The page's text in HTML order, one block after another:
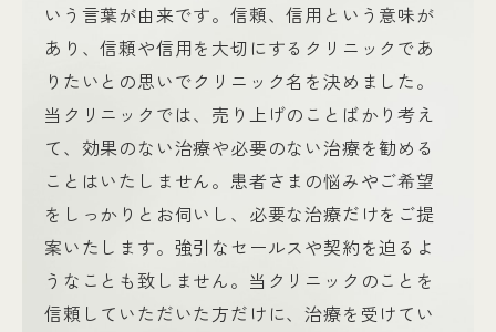
いう言葉が由来です。信頼、信用という意味が
あり、信頼や信用を大切にするクリニックであ
りたいとの思いでクリニック名を決めました。
当クリニックでは、売り上げのことばかり考え
て、効果のない治療や必要のない治療を勧める
ことはいたしません。患者さまの悩みやご希望
をしっかりとお伺いし、必要な治療だけをご提
案いたします。強引なセールスや契約を迫るよ
うなことも致しません。当クリニックのことを
信頼していただいた方だけに、治療を受けてい